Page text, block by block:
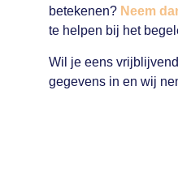
betekenen? Neem
te helpen bij het
Wil je eens
gegevens in en wij